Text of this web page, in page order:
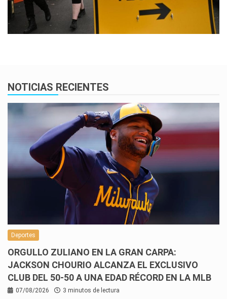
NOTICIAS RECIENTES
Deportes
ORGULLO ZULIANO EN LA GRAN CARPA:
JACKSON CHOURIO ALCANZA EL EXCLUSIVO
CLUB DEL 50-50 A UNA EDAD RÉCORD EN LA MLB
07/08/2026 3 minutos de lectura